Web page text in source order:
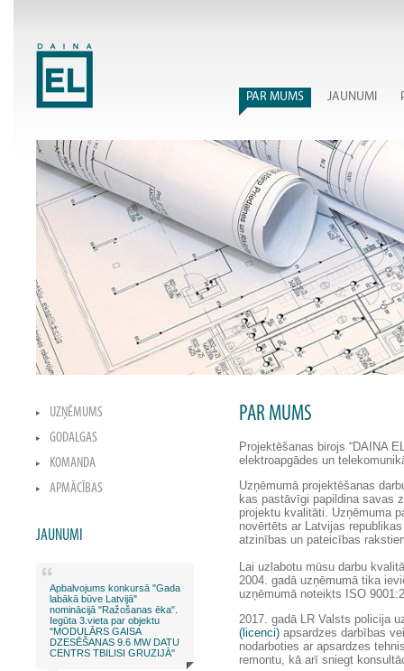
PAR MUMS JAUNUMI
UZŅĒMUMS
GODALGAS
KOMANDA
APMĀCĪBAS
JAUNUMI
Apbalvojums konkursā "Gada
labākā būve Latvijā"
nominācijā "Ražošanas ēka".
Iegūta 3.vieta par objektu
"MODULĀRS GAISA
DZESĒŠANAS 9.6 MW DATU
CENTRS TBILISI GRUZIJĀ"
PAR MUMS
Projektēšanas birojs “DAINA
elektroapgādes un
Uzņēmumā projektēšanas
kas pastāvīgi papildina savas
projektu kvalitāti. Uzņēmuma
novērtēts ar Latvijas
atzinības un pateicības
Lai uzlabotu mūsu darbu
2004. gadā uzņēmumā tika
uzņēmumā noteikts ISO
2017. gadā LR Valsts policija
(licenci) apsardzes darbības
nodarboties ar apsardzes
remontu, kā arī sniegt